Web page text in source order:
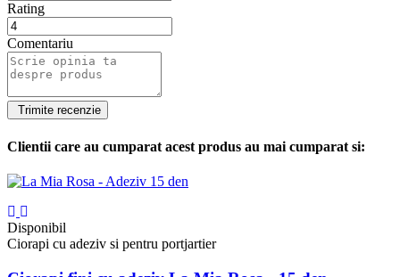
Rating
Comentariu
Clientii care au cumparat acest produs au mai cumparat si:
Disponibil
Ciorapi cu adeziv si pentru portjartier